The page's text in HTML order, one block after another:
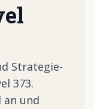
Strategie-
373.
an und